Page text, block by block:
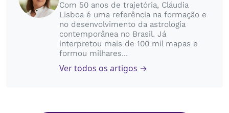
Com 50 anos de trajetória, Cláudia
Lisboa é uma referência na formação e
no desenvolvimento da astrologia
contemporânea no Brasil. Já
interpretou mais de 100 mil mapas e
formou milhares...
Ver todos os artigos →